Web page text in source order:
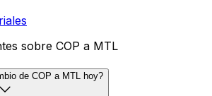
sobre COP a MTL
de COP a MTL hoy?